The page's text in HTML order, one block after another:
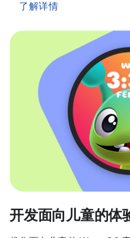
了解详情
开发面向儿童的体